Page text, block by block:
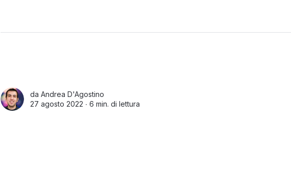
da Andrea D'Agostino
27 agosto 2022 ∙ 6 min. di lettura